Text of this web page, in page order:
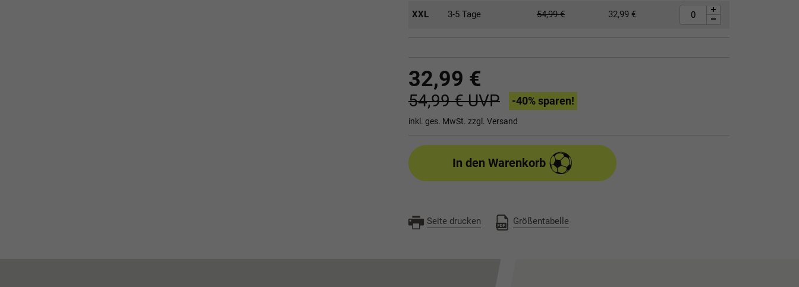
XXL 3-5 Tage 54,99€ 32,99 €
32,99 €
54,99 €UVP -40% sparen!
inkl. ges. MwSt. zzgl. Versand
In den Warenkorb
Seite drucken Größentabelle